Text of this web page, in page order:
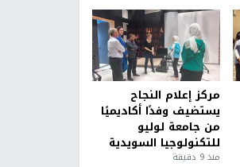
مركز إعلام النجاح
يستضيف وفدًا أكاديميًا
من جامعة لوليو
للتكنولوجيا السويدية
منذ 9 دقيقة